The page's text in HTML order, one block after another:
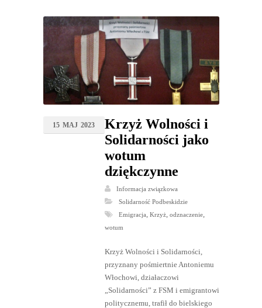
15 MAJ 2023
Krzyż Wolności i
Solidarności jako
wotum
dziękczynne
Informacja związkowa
Solidarność Podbeskidzie
Emigracja Krzyż, odznaczenie,
wotum
Krzyż Wolności i Solidarności,
przyznany pośmiertnie Antoniemu
Włochowi, działaczowi
„Solidarności” z FSM i emigrantowi
politycznemu, trafił do bielskiego